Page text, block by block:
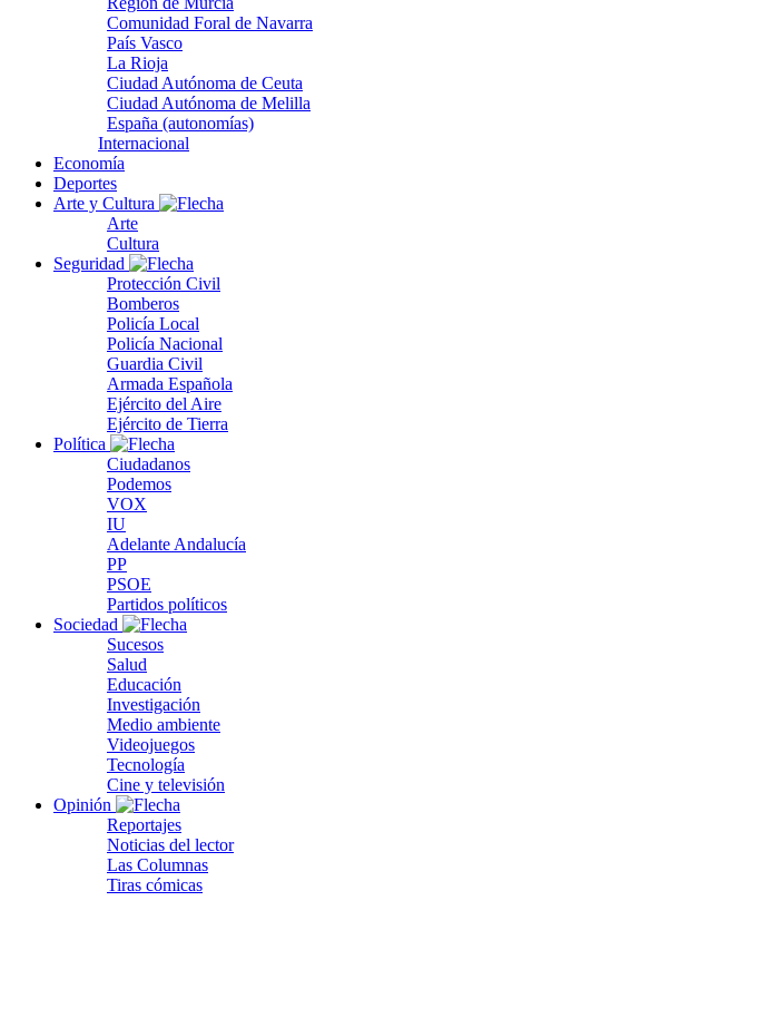
Comunidad Foral de Navarra
País Vasco
La Rioja
Ciudad Autónoma de Ceuta
Ciudad Autónoma de Melilla
España (autonomías)
Internacional
Economía
Deportes
Arte y Cultura
Arte
Cultura
Seguridad
Protección Civil
Bomberos
Policía Local
Policía Nacional
Guardia Civil
Armada Española
Ejército del Aire
Ejército de Tierra
Política
Ciudadanos
Podemos
VOX
IU
Adelante Andalucía
PP
PSOE
Partidos políticos
Sociedad
Sucesos
Salud
Educación
Investigación
Medio ambiente
Videojuegos
Tecnología
Cine y televisión
Opinión
Reportajes
Noticias del lector
Las Columnas
Tiras cómicas